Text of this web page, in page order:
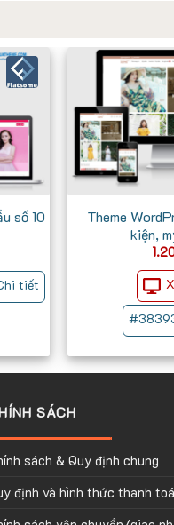
số 10
₫.
tiết
Theme
kiện,
#
SÁCH
sách & Quy định chung
định và hình thức thanh